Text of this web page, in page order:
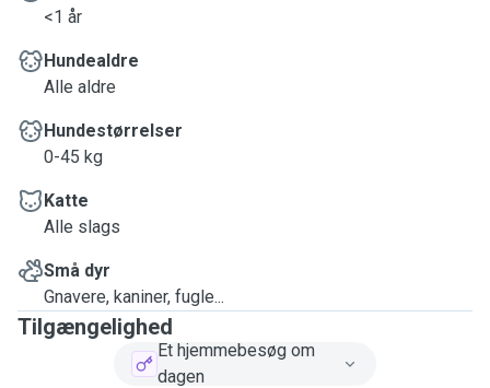
<1 år
Hundealdre
Alle aldre
Hundestørrelser
0-45 kg
Katte
Alle slags
Små dyr
Gnavere, kaniner, fugle...
Tilgængelighed
Et hjemmebesøg om
dagen